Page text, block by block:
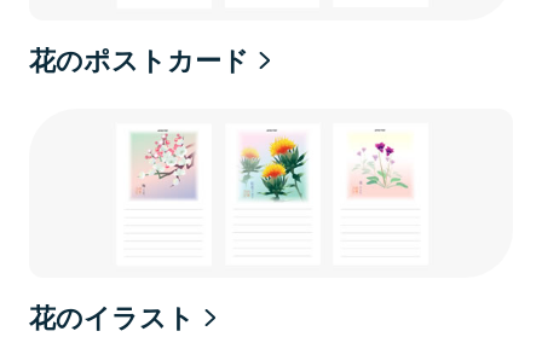
花のポストカード
花のイラスト